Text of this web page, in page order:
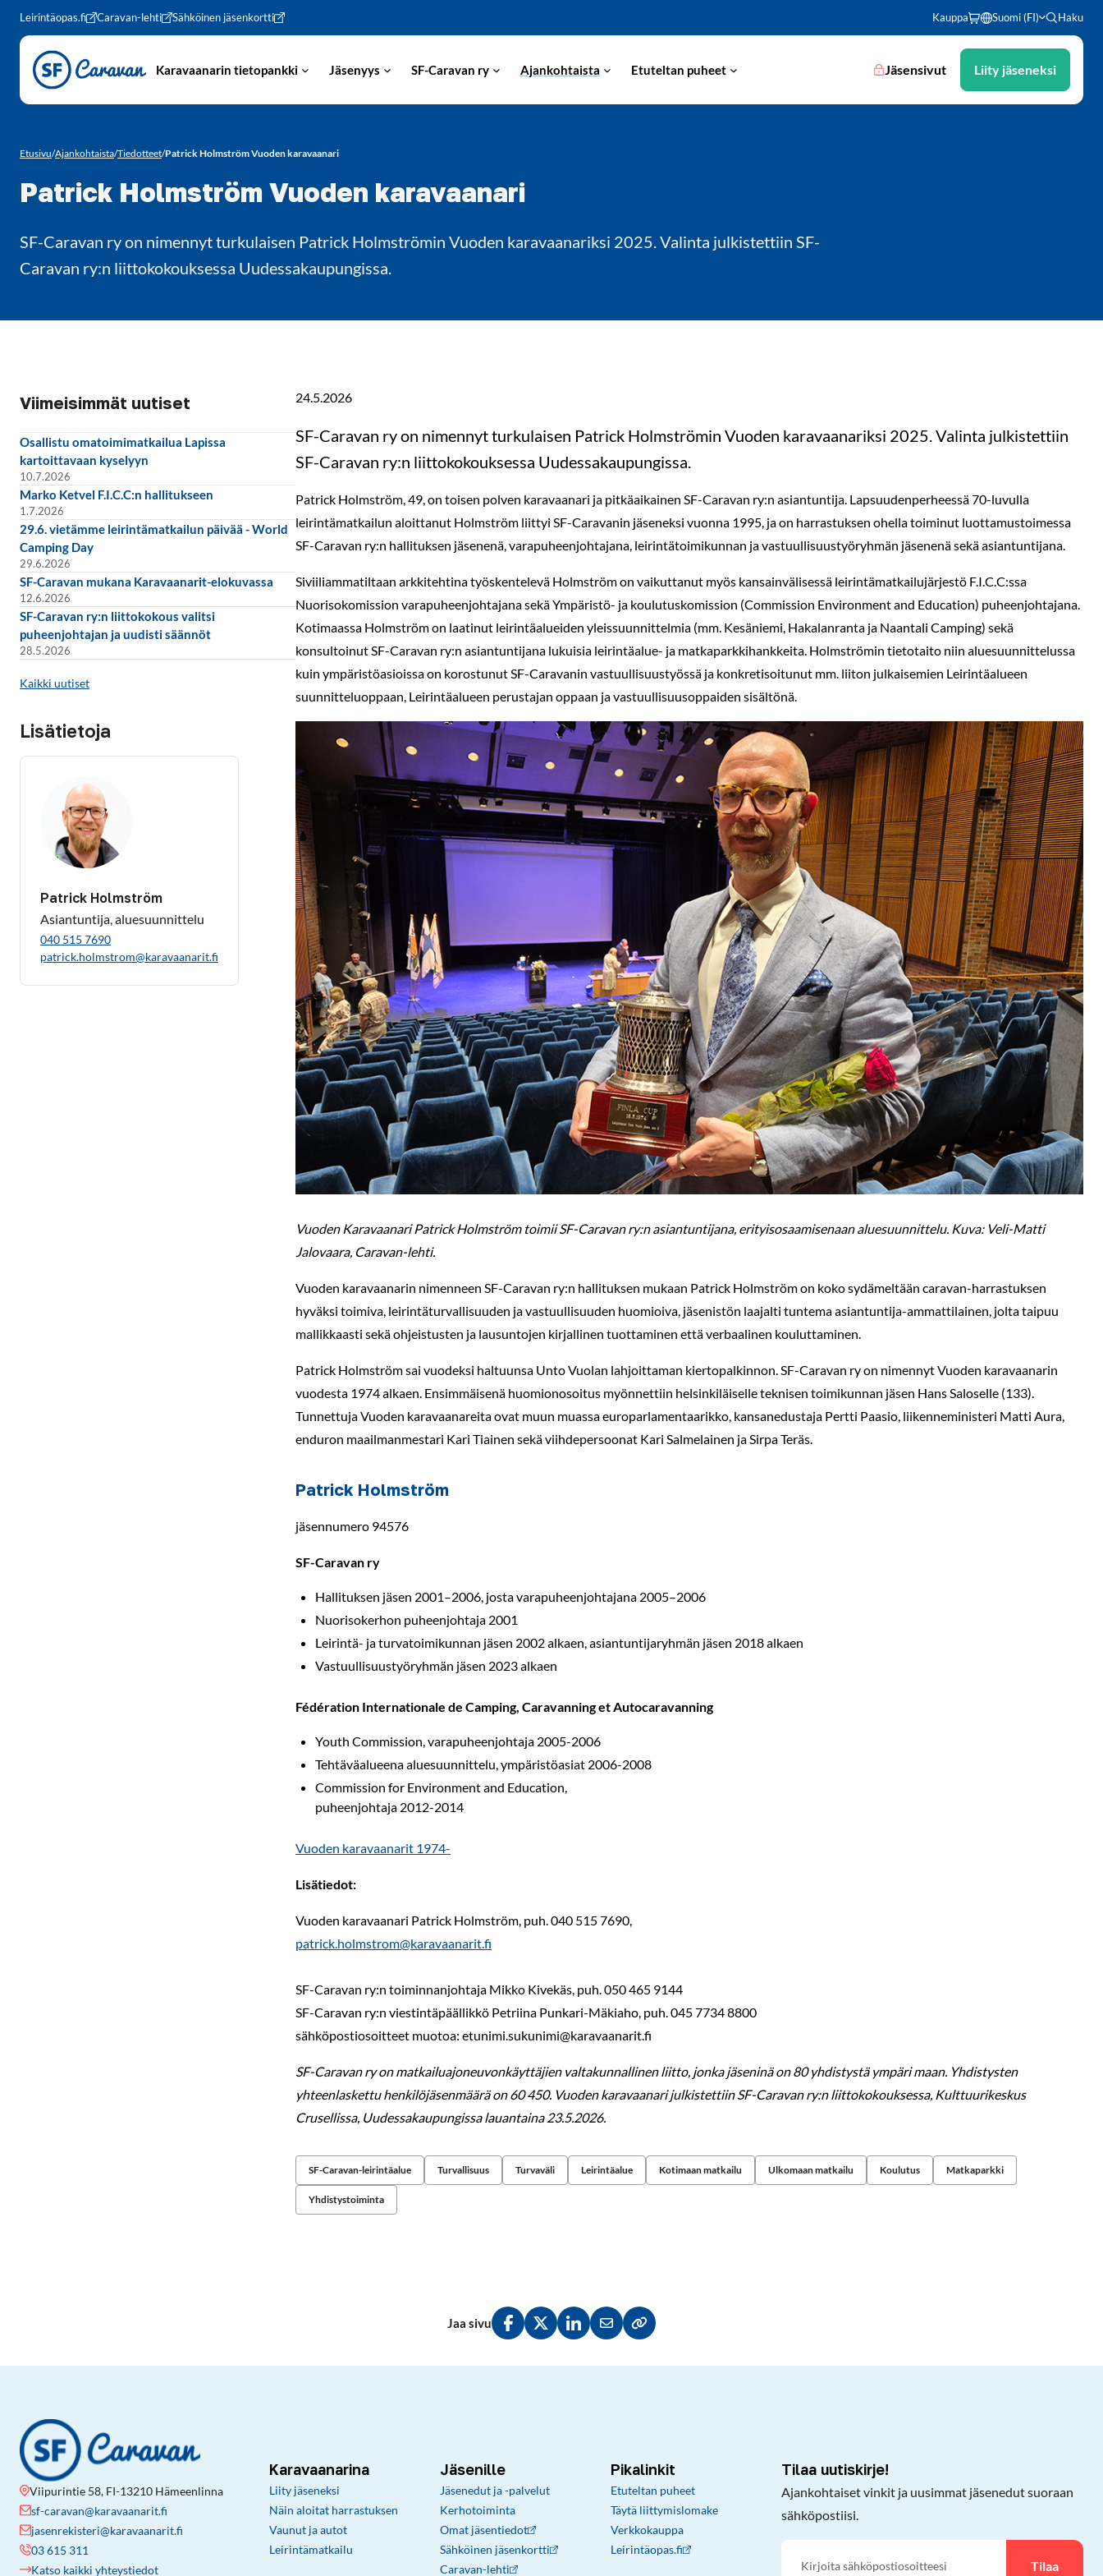
Siirry sivun sisältöön
Leirintäopas.fi Caravan-lehti Sähköinen jäsenkortti Kauppa Suomi (FI) Haku
Karavaanarin tietopankki Jäsenyys SF-Caravan ry Ajankohtaista Etuteltan puheet Jäsensivut Liity jäseneksi
Etusivu/Ajankohtaista/Tiedotteet/Patrick Holmström Vuoden karavaanari
Patrick Holmström Vuoden karavaanari
SF-Caravan ry on nimennyt turkulaisen Patrick Holmströmin Vuoden karavaanariksi 2025. Valinta julkistettiin SF-
Caravan ry:n liittokokouksessa Uudessakaupungissa.
24.5.2026
SF-Caravan ry on nimennyt turkulaisen Patrick Holmströmin Vuoden karavaanariksi 2025. Valinta julkistettiin
SF-Caravan ry:n liittokokouksessa Uudessakaupungissa.
Patrick Holmström, 49, on toisen polven karavaanari ja pitkäaikainen SF-Caravan ry:n asiantuntija. Lapsuudenperheessä 70-luvulla
leirintämatkailun aloittanut Holmström liittyi SF-Caravanin jäseneksi vuonna 1995, ja on harrastuksen ohella toiminut luottamustoimessa
SF-Caravan ry:n hallituksen jäsenenä, varapuheenjohtajana, leirintätoimikunnan ja vastuullisuustyöryhmän jäsenenä sekä asiantuntijana.
Siviiliammatiltaan arkkitehtina työskentelevä Holmström on vaikuttanut myös kansainvälisessä leirintämatkailujärjestö F.I.C.C:ssa
Nuorisokomission varapuheenjohtajana sekä Ympäristö- ja koulutuskomission (Commission Environment and Education) puheenjohtajana.
Kotimaassa Holmström on laatinut leirintäalueiden yleissuunnittelmia (mm. Kesäniemi, Hakalanranta ja Naantali Camping) sekä
konsultoinut SF-Caravan ry:n asiantuntijana lukuisia leirintäalue- ja matkaparkkihankkeita. Holmströmin tietotaito niin aluesuunnittelussa
kuin ympäristöasioissa on korostunut SF-Caravanin vastuullisuustyössä ja konkretisoitunut mm. liiton julkaisemien Leirintäalueen
suunnitteluoppaan, Leirintäalueen perustajan oppaan ja vastuullisuusoppaiden sisältönä.
Vuoden Karavaanari Patrick Holmström toimii SF-Caravan ry:n asiantuntijana, erityisosaamisenaan aluesuunnittelu. Kuva: Veli-Matti
Jalovaara, Caravan-lehti.
Vuoden karavaanarin nimenneen SF-Caravan ry:n hallituksen mukaan Patrick Holmström on koko sydämeltään caravan-harrastuksen
hyväksi toimiva, leirintäturvallisuuden ja vastuullisuuden huomioiva, jäsenistön laajalti tuntema asiantuntija-ammattilainen, jolta taipuu
mallikkaasti sekä ohjeistusten ja lausuntojen kirjallinen tuottaminen että verbaalinen kouluttaminen.
Patrick Holmström sai vuodeksi haltuunsa Unto Vuolan lahjoittaman kiertopalkinnon. SF-Caravan ry on nimennyt Vuoden karavaanarin
vuodesta 1974 alkaen. Ensimmäisenä huomionosoitus myönnettiin helsinkiläiselle teknisen toimikunnan jäsen Hans Saloselle (133).
Tunnettuja Vuoden karavaanareita ovat muun muassa europarlamentaarikko, kansanedustaja Pertti Paasio, liikenneministeri Matti Aura,
enduron maailmanmestari Kari Tiainen sekä viihdepersoonat Kari Salmelainen ja Sirpa Teräs.
Patrick Holmström
jäsennumero 94576
SF-Caravan ry
Hallituksen jäsen 2001–2006, josta varapuheenjohtajana 2005–2006
Nuorisokerhon puheenjohtaja 2001
Leirintä- ja turvatoimikunnan jäsen 2002 alkaen, asiantuntijaryhmän jäsen 2018 alkaen
Vastuullisuustyöryhmän jäsen 2023 alkaen
Fédération Internationale de Camping, Caravanning et Autocaravanning
Youth Commission, varapuheenjohtaja 2005-2006
Tehtäväalueena aluesuunnittelu, ympäristöasiat 2006-2008
Commission for Environment and Education,
puheenjohtaja 2012-2014
Vuoden karavaanarit 1974-
Lisätiedot:
Vuoden karavaanari Patrick Holmström, puh. 040 515 7690,
patrick.holmstrom@karavaanarit.fi
SF-Caravan ry:n toiminnanjohtaja Mikko Kivekäs, puh. 050 465 9144
SF-Caravan ry:n viestintäpäällikkö Petriina Punkari-Mäkiaho, puh. 045 7734 8800
sähköpostiosoitteet muotoa: etunimi.sukunimi@karavaanarit.fi
SF-Caravan ry on matkailuajoneuvonkäyttäjien valtakunnallinen liitto, jonka jäseninä on 80 yhdistystä ympäri maan. Yhdistysten
yhteenlaskettu henkilöjäsenmäärä on 60 450. Vuoden karavaanari julkistettiin SF-Caravan ry:n liittokokouksessa, Kulttuurikeskus
Crusellissa, Uudessakaupungissa lauantaina 23.5.2026.
SF-Caravan-leirintäalue Turvallisuus Turvaväli Leirintäalue Kotimaan matkailu Ulkomaan matkailu Koulutus Matkaparkki
Yhdistystoiminta
Viimeisimmät uutiset
Osallistu omatoimimatkailua Lapissa
kartoittavaan kyselyyn
10.7.2026
Marko Ketvel F.I.C.C:n hallitukseen
1.7.2026
29.6. vietämme leirintämatkailun päivää - World
Camping Day
29.6.2026
SF-Caravan mukana Karavaanarit-elokuvassa
12.6.2026
SF-Caravan ry:n liittokokous valitsi
puheenjohtajan ja uudisti säännöt
28.5.2026
Kaikki uutiset
Lisätietoja
Patrick Holmström
Asiantuntija, aluesuunnittelu
040 515 7690
patrick.holmstrom@karavaanarit.fi
Jaa sivu
Jaa Facebookissa
Jaa Twitterissä
Jaa LinkedInissä
Jaa sähköpostitse
Kopioi linkki leikepöydälle
Viipurintie 58, FI-13210 Hämeenlinna
sf-caravan@karavaanarit.fi
jasenrekisteri@karavaanarit.fi
03 615 311
Katso kaikki yhteystiedot
Karavaanarina
Liity jäseneksi
Näin aloitat harrastuksen
Vaunut ja autot
Leirintämatkailu
Jäsenille
Jäsenedut ja -palvelut
Kerhotoiminta
Omat jäsentiedot
Sähköinen jäsenkortti
Caravan-lehti
Pikalinkit
Etuteltan puheet
Täytä liittymislomake
Verkkokauppa
Leirintäopas.fi
Tilaa uutiskirje!
Ajankohtaiset vinkit ja uusimmat jäsenedut suoraan
sähköpostiisi.
Tilaa